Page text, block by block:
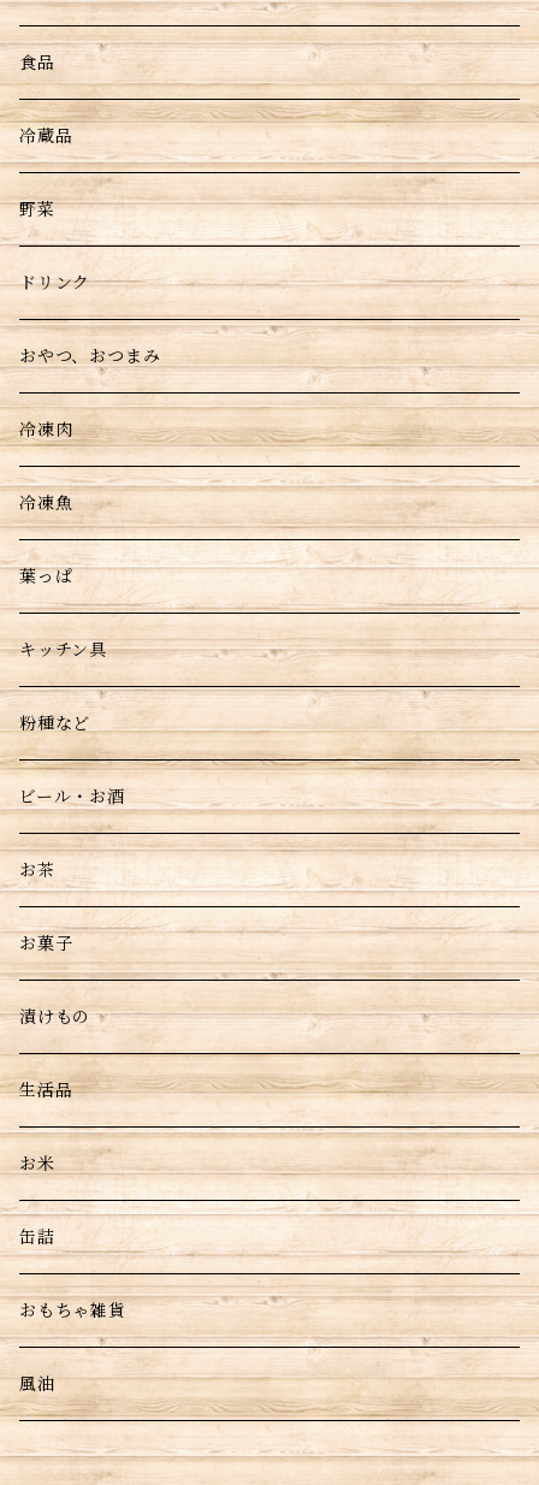
食品
冷蔵品
野菜
ドリンク
おやつ、おつまみ
冷凍肉
冷凍魚
葉っぱ
キッチン具
粉種など
ビール・お酒
お茶
お菓子
漬けもの
生活品
お米
缶詰
おもちゃ雑貨
風油